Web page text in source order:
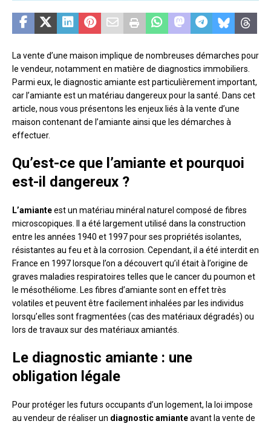
La vente d’une maison implique de nombreuses démarches pour
le vendeur, notamment en matière de diagnostics immobiliers.
Parmi eux, le diagnostic amiante est particulièrement important,
car l’amiante est un matériau dangereux pour la santé. Dans cet
article, nous vous présentons les enjeux liés à la vente d’une
maison contenant de l’amiante ainsi que les démarches à
effectuer.
Qu’est-ce que l’amiante et pourquoi
est-il dangereux ?
L’amianteest un matériau minéral naturel composé de fibres
microscopiques. Il a été largement utilisé dans la construction
entre les années 1940 et 1997 pour ses propriétés isolantes,
résistantes au feu et à la corrosion. Cependant, il a été interdit en
France en 1997 lorsque l’on a découvert qu’il était à l’origine de
graves maladies respiratoires telles que le cancer du poumon et
le mésothéliome. Les fibres d’amiante sont en effet très
volatiles et peuvent être facilement inhalées par les individus
lorsqu’elles sont fragmentées (cas des matériaux dégradés) ou
lors de travaux sur des matériaux amiantés.
Le diagnostic amiante : une
obligation légale
Pour protéger les futurs occupants d’un logement, la loi impose
au vendeur de réaliser un diagnostic amianteavant la vente de